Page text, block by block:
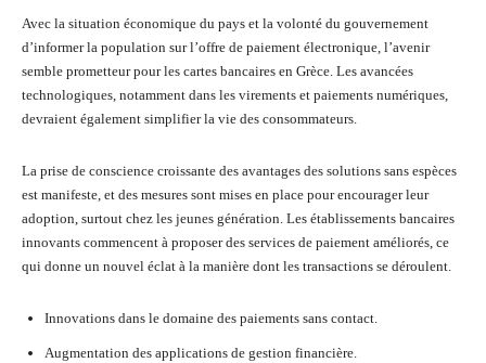
Avec la situation économique du pays et la volonté du gouvernement
d’informer la population sur l’offre de paiement électronique, l’avenir
semble prometteur pour les cartes bancaires en Grèce. Les avancées
technologiques, notamment dans les virements et paiements numériques,
devraient également simplifier la vie des consommateurs.
La prise de conscience croissante des avantages des solutions sans espèces
est manifeste, et des mesures sont mises en place pour encourager leur
adoption, surtout chez les jeunes génération. Les établissements bancaires
innovants commencent à proposer des services de paiement améliorés, ce
qui donne un nouvel éclat à la manière dont les transactions se déroulent.
Innovations dans le domaine des paiements sans contact.
Augmentation des applications de gestion financière.